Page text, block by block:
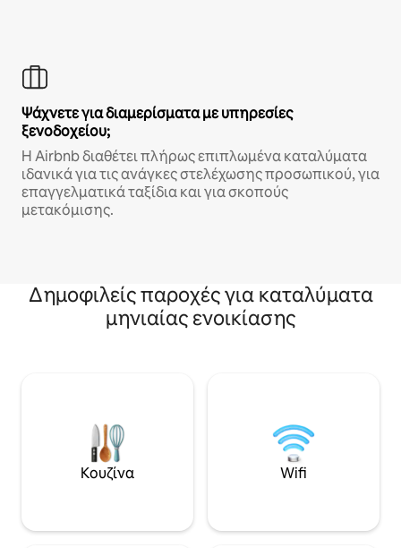
Ψάχνετε για διαμερίσματα με υπηρεσίες
ξενοδοχείου;
Η Airbnb διαθέτει πλήρως επιπλωμένα καταλύματα
ιδανικά για τις ανάγκες στελέχωσης προσωπικού, για
επαγγελματικά ταξίδια και για σκοπούς
μετακόμισης.
Δημοφιλείς παροχές για καταλύματα
μηνιαίας ενοικίασης
Κουζίνα Wifi